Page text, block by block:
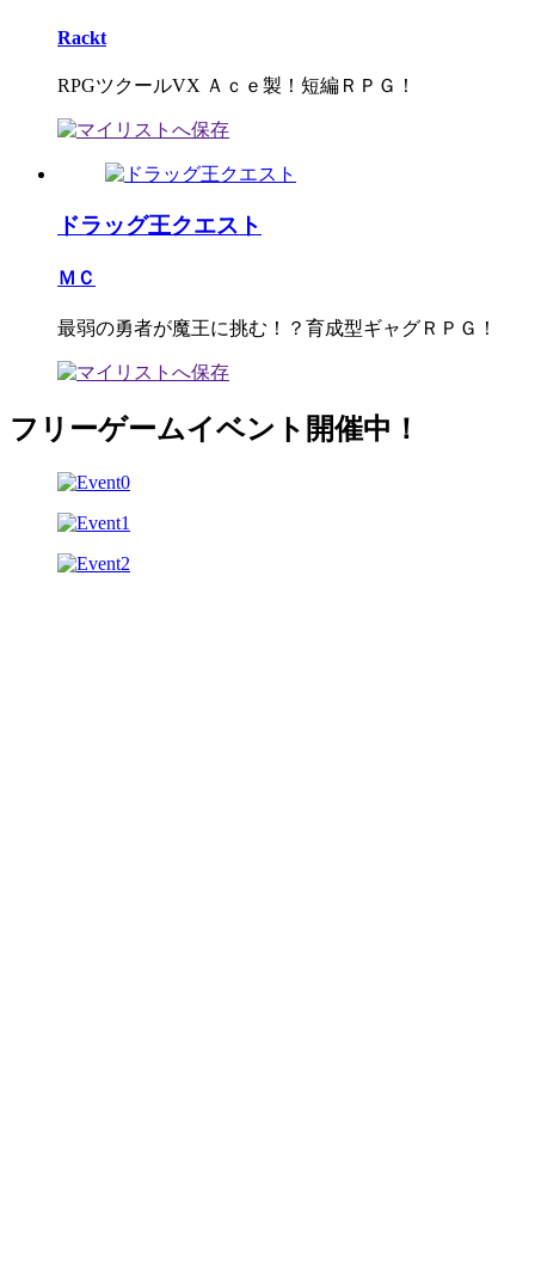
Rackt
RPGツクールVX Ａｃｅ製！短編ＲＰＧ！
ドラッグ王クエスト
ＭＣ
最弱の勇者が魔王に挑む！？育成型ギャグＲＰＧ！
フリーゲームイベント開催中！